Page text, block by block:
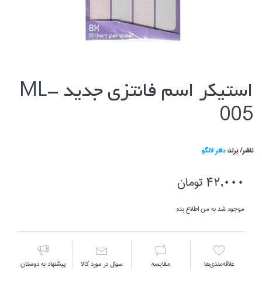
استيكر اسم فانتزي جديد ML-
005
ناشر/ برند:دفتر لانگو
42,000 تومان
موجود شد به من اطلاع بده
علاقه‌مندي‌ها مقايسه سوال در مورد كالا پیشنهاد به دوستان